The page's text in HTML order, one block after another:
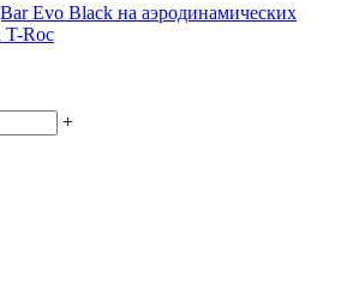
Evo Black на аэродинамических
T-Roc
+